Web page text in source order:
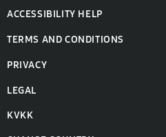
ACCESSIBILITY HELP
TERMS AND CONDITIONS
PRIVACY
LEGAL
KVKK